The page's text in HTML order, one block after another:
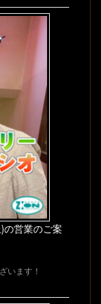
営業のご案
います！